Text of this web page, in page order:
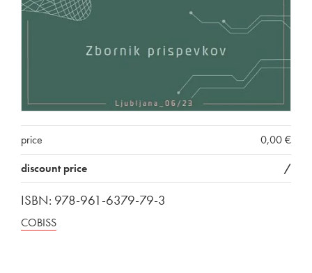
price
0,00 €
discount price
/
ISBN: 978-961-6379-79-3
COBISS